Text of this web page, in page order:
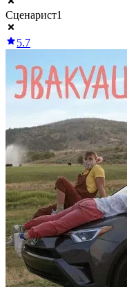
Сценарист1
5.7